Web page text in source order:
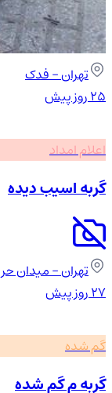
تهران- فدک
۲۵ روز پیش
اعلام امداد
گربه اسیب دیده
تهران- میدان حر
۲۷ روز پیش
گم شده
گربه م گم شده